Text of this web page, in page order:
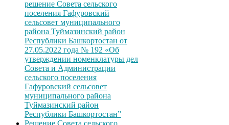
решение Совета сельского
поселения Гафуровский
сельсовет муниципального
района Туймазинский район
Республики Башкортостан от
27.05.2022 года № 192 «Об
утверждении номенклатуры дел
Совета и Администрации
сельского поселения
Гафуровский сельсовет
муниципального района
Туймазинский район
Республики Башкортостан”
Решение Совета сельского